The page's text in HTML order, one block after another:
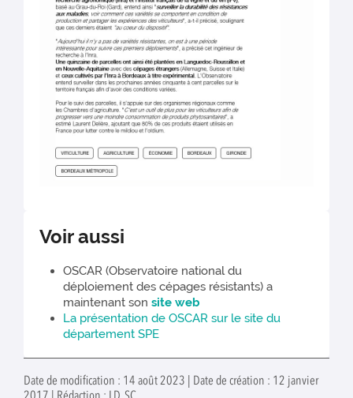
Voir aussi
OSCAR (Observatoire national du
déploiement des cépages résistants) a
maintenant sonsite web
La présentation de OSCAR sur le site du
département SPE
Date de modification : 14 août 2023 | Date de création : 12 janvier